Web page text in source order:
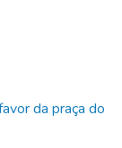
da praça do